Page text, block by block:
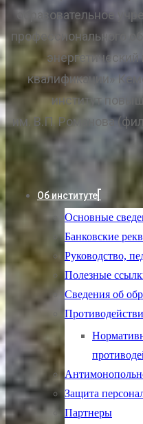
образовательное
профессионального
квалификации»
институт
им. В.П. Романова
Об институте
Основные
Банковские
Руководство,
Полезные
Сведения об
Защита
Партнеры